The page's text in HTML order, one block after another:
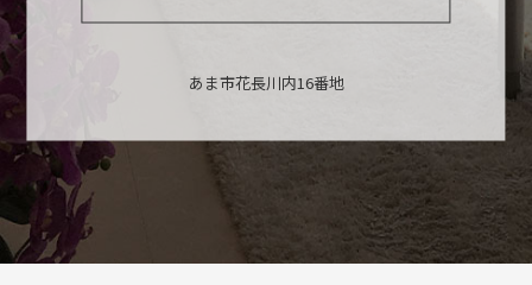
あま市花長川内16番地